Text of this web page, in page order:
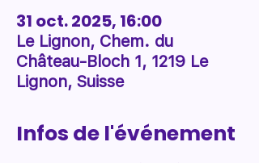
31 oct. 2025, 16:00
Le Lignon, Chem. du
Château-Bloch 1, 1219 Le
Lignon, Suisse
Infos de l'événement